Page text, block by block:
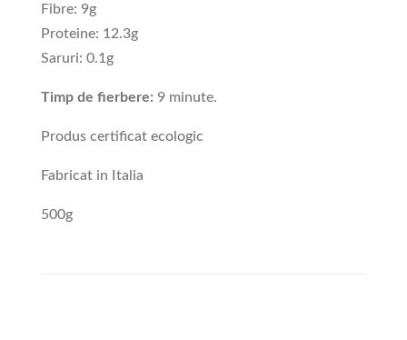
Fibre: 9g
Proteine: 12.3g
Saruri: 0.1g
Timp de fierbere: 9 minute.
Produs certificat ecologic
Fabricat in Italia
500g